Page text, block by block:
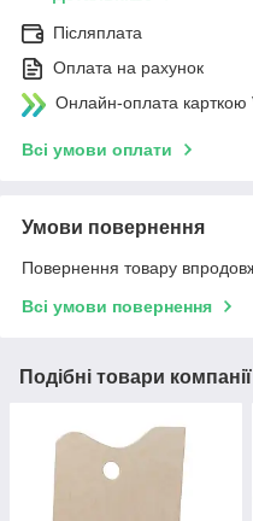
Післяплата
Оплата на рахунок
Онлайн-оплата
Всі умови оплати
Умови повернення
Повернення товару
Всі умови повернення
Подібні товари компанії